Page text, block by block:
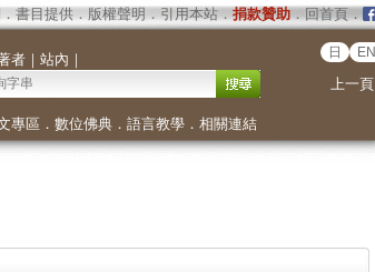
． 書目提供． 版權聲明 ． 引用本站． 捐款贊助．回首頁．
者｜ 站內 ｜ 日 EN
上一頁
專區 ． 數位佛典． 語言教學． 相關連結